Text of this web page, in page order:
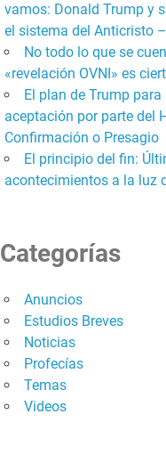
vamos: Donald Trump y
el sistema del Anticristo
No todo lo que se
«revelación OVNI» es
El plan de Trump para
aceptación por parte del
Confirmación o Presagio
El principio del fin:
acontecimientos a la luz
Categorías
Anuncios
Estudios Breves
Noticias
Profecías
Temas
Videos